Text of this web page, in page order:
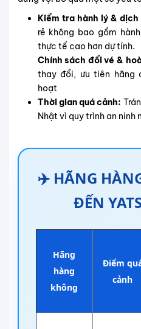
Kiểm tra hành lý & dịch
rẻ không bao gồm
thực tế cao hơn dự tính.
Chính sách đổi vé &
thay đổi, ưu tiên hãng
hoạt
Thời gian quá cảnh:
Nhật vì quy trình an ninh
✈️ HÃNG
ĐẾN
Hãng
hàng
không
Điểm
cảnh